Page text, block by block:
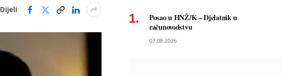
Dijeli
Posao u HNŽ/K – Djelatnik u
računovodstvu
07.08.2026